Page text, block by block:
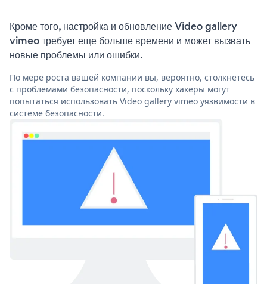
Кроме того, настройка и обновление Video gallery
vimeo требует еще больше времени и может вызвать
новые проблемы или ошибки.
По мере роста вашей компании вы, вероятно, столкнетесь
с проблемами безопасности, поскольку хакеры могут
попытаться использовать Video gallery vimeo уязвимости в
системе безопасности.